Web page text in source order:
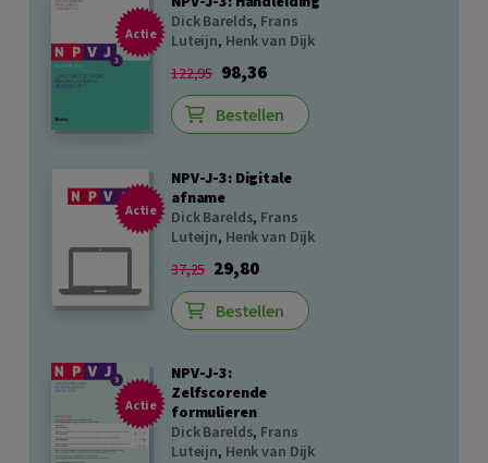
Actie
Dick Barelds, Frans
Luteijn, Henk van Dijk
122,95 98,36
Bestellen
Actie
NPV-J-3: Digitale
afname
Dick Barelds, Frans
Luteijn, Henk van Dijk
37,25 29,80
Bestellen
Actie
NPV-J-3:
Zelfscorende
formulieren
Dick Barelds, Frans
Luteijn, Henk van Dijk